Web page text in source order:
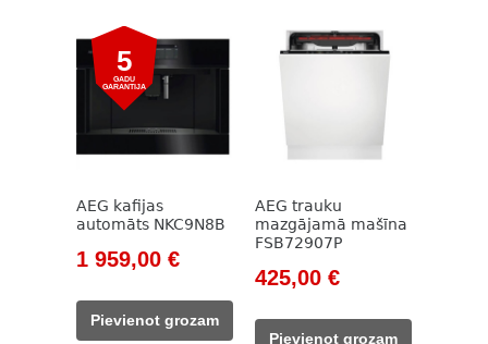
5
GADU
GARANTIJA
AEG kafijas
automāts NKC9N8B
Original
was:
2
1 959,00 €Current
Pievienot grozam
AEG trauku
mazgājamā mašīna
FSB72907P
Original
was:
425,00 €Current
Pievienot grozam